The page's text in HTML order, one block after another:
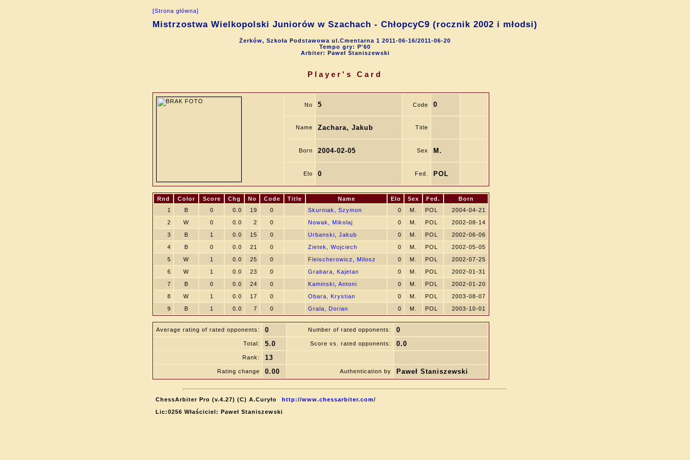
[Strona główna]
Mistrzostwa Wielkopolski Juniorów w Szachach - ChłopcyC9 (rocznik 2002 i młodsi)
Żerków, Szkoła Podstawowa ul.Cmentarna 1 2011-06-16/2011-06-20
Tempo gry: P'60
Arbiter: Paweł Staniszewski
Player's Card
No 5 Code 0
Name Zachara, Jakub Title
Born 2004-02-05 Sex M.
Elo 0 Fed. POL
Rnd Color Score Chg No Code Title Name Elo Sex Fed.
Born
1
B 0 0.0 19 0 Skurniak, Szymon 0 M. POL
2004-04-21
2
W 0 0.0 2 0 Nowak, Mikolaj 0 M. POL
2002-08-14
3
B 1 0.0 15 0 Urbanski, Jakub 0 M. POL
2002-06-06
4
B 0 0.0 21 0 Zietek, Wojciech 0 M. POL
2002-05-05
5
W 1 0.0 25 0 Fleischerowicz, Milosz 0 M. POL
2002-07-25
6
W 1 0.0 23 0 Grabara, Kajetan 0 M. POL
2002-01-31
7
B 0 0.0 24 0 Kaminski, Antoni 0 M. POL
2002-01-20
8
W 1 0.0 17 0 Obara, Krystian 0 M. POL
2003-08-07
9
B 1 0.0 7 0 Grala, Dorian 0 M. POL 2003-10-01
Average rating of rated opponents: 0 Number of rated opponents: 0
Total: 5.0 Score vs. rated opponents: 0.0
Rank: 13
Rating change 0.00 Authentication by Paweł Staniszewski
ChessArbiter Pro (v.4.27) (C) A.Curyło
http://www.chessarbiter.com/
Lic:0256 Właściciel: Paweł Staniszewski